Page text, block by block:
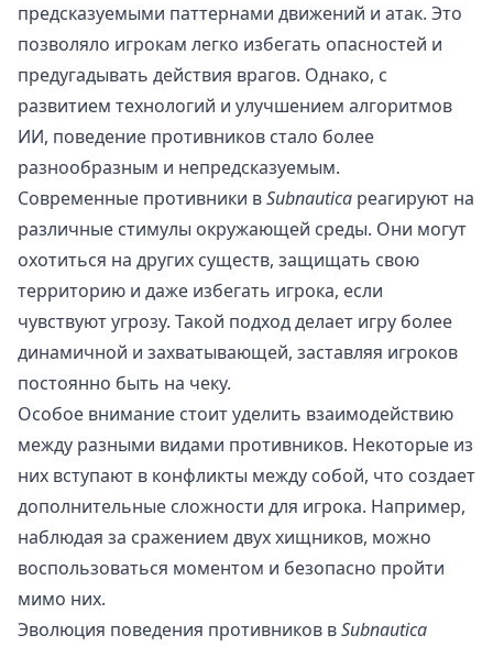
предсказуемыми паттернами движений и атак. Это
позволяло игрокам легко избегать опасностей и
предугадывать действия врагов. Однако, с
развитием технологий и улучшением алгоритмов
ИИ, поведение противников стало более
разнообразным и непредсказуемым.
Современные противники вSubnautica реагируют на
различные стимулы окружающей среды. Они могут
охотиться на других существ, защищать свою
территорию и даже избегать игрока, если
чувствуют угрозу. Такой подход делает игру более
динамичной и захватывающей, заставляя игроков
постоянно быть на чеку.
Особое внимание стоит уделить взаимодействию
между разными видами противников. Некоторые из
них вступают в конфликты между собой, что создает
дополнительные сложности для игрока. Например,
наблюдая за сражением двух хищников, можно
воспользоваться моментом и безопасно пройти
мимо них.
Эволюция поведения противников вSubnautica